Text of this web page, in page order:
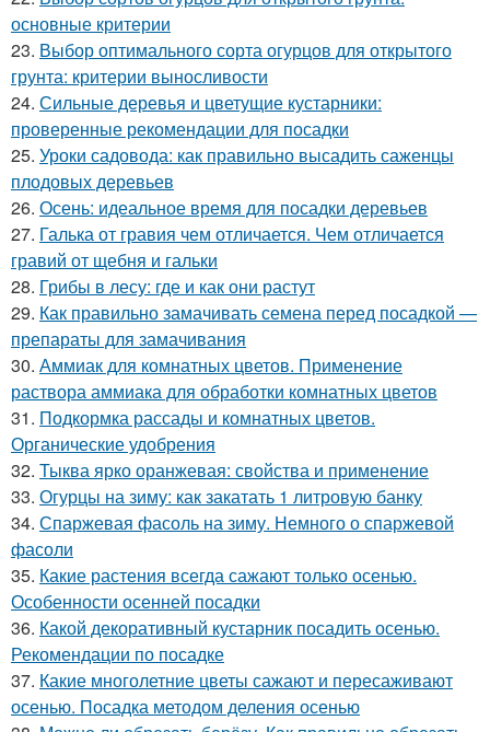
основные критерии
23. Выбор оптимального сорта огурцов для открытого
грунта: критерии выносливости
24. Сильные деревья и цветущие кустарники:
проверенные рекомендации для посадки
25. Уроки садовода: как правильно высадить саженцы
плодовых деревьев
26. Осень: идеальное время для посадки деревьев
27. Галька от гравия чем отличается. Чем отличается
гравий от щебня и гальки
28. Грибы в лесу: где и как они растут
29. Как правильно замачивать семена перед посадкой —
препараты для замачивания
30. Аммиак для комнатных цветов. Применение
раствора аммиака для обработки комнатных цветов
31. Подкормка рассады и комнатных цветов.
Органические удобрения
32. Тыква ярко оранжевая: свойства и применение
33. Огурцы на зиму: как закатать 1 литровую банку
34. Спаржевая фасоль на зиму. Немного о спаржевой
фасоли
35. Какие растения всегда сажают только осенью.
Особенности осенней посадки
36. Какой декоративный кустарник посадить осенью.
Рекомендации по посадке
37. Какие многолетние цветы сажают и пересаживают
осенью. Посадка методом деления осенью